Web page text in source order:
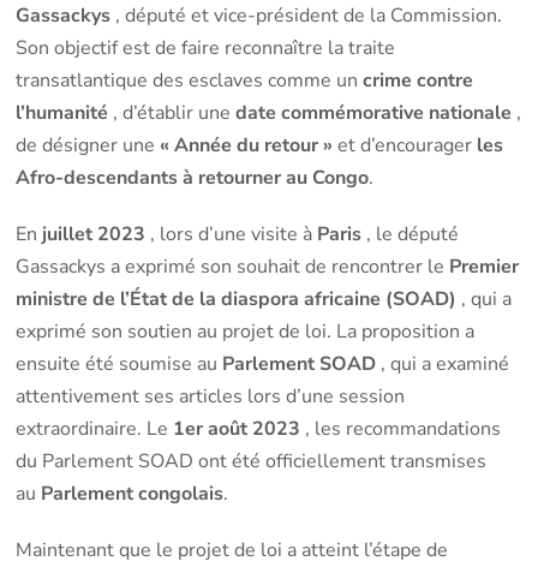
Gassackys , député et vice-président de la Commission.
Son objectif est de faire reconnaître la traite
transatlantique des esclaves comme uncrime contre
l’humanité , d’établir unedate commémorative nationale ,
de désigner une « Année du retour » et d’encourager les
Afro-descendants à retourner au Congo.
En juillet 2023 , lors d’une visite à Paris , le député
Gassackys a exprimé son souhait de rencontrer le Premier
ministre de l’État de la diaspora africaine (SOAD) , qui a
exprimé son soutien au projet de loi. La proposition a
ensuite été soumise au Parlement SOAD , qui a examiné
attentivement ses articles lors d’une session
extraordinaire. Le 1er août 2023 , les recommandations
du Parlement SOAD ont été officiellement transmises
au Parlement congolais.
Maintenant que le projet de loi a atteint l’étape de